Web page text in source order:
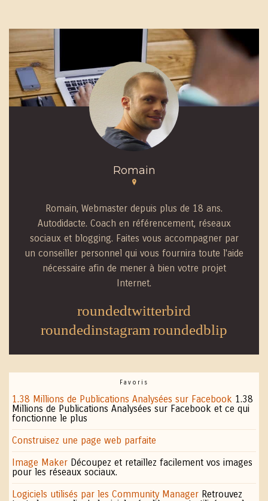
Romain
Romain, Webmaster depuis plus de 18 ans.
Autodidacte. Coach en référencement, réseaux
sociaux et blogging. Faites vous accompagner par
un conseiller personnel qui vous fournira toute l'aide
nécessaire afin de mener à bien votre projet
Internet.
roundedtwitterbird
roundedinstagram roundedblip
Favoris
1.38 Millions de Publications Analysées sur Facebook 1.38
Millions de Publications Analysées sur Facebook et ce qui
fonctionne le plus
Construisez une page web parfaite
Image Maker Découpez et retaillez facilement vos images
pour les réseaux sociaux.
Logiciels utilisés par les Community Manager Retrouvez